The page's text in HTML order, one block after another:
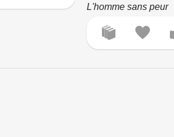
L'homme sans peur